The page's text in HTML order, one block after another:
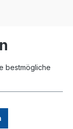
bestmögliche